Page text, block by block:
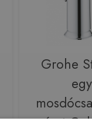
Grohe
méret